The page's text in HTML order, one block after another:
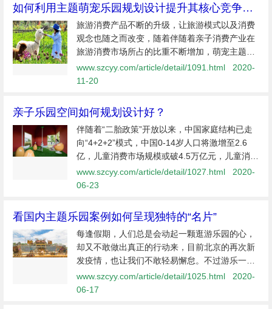
如何利用主题萌宠乐园规划设计提升其核心竞争
力！
旅游消费产品不断的升级，让旅游模式以及消费
观念也随之而改变，随着伴随着亲子消费产业在
旅游消费市场所占的比重不断增加，萌宠主题乐
园因为覆盖全年龄层的主题元素而受到亲子家庭
游客的热烈欢迎。近年来，主题萌宠乐园发展规
www.szcyy.com/article/detail/1091.html
2020-
11-20
亲子乐园空间如何规划设计好？
伴随着“二胎政策”开放以来，中国家庭结构已走
向“4+2+2”模式，中国0-14岁人口将激增至2.6
亿，儿童消费市场规模或破4.5万亿元，儿童消费
潜力将对儿童产业发展起到极大地推动作用，无
www.szcyy.com/article/detail/1027.html
2020-
06-23
看国内主题乐园案例如何呈现独特的“名片”
每逢假期，人们总是会动起一颗逛游乐园的心，
却又不敢做出真正的行动来，目前北京的再次新
发疫情，也让我们不敢轻易懈怠。不过游乐一直
是假期日的重点娱乐方式之一，现如今的主题乐
园有本土派和海外派两个品类划分。后者路途遥
www.szcyy.com/article/detail/1025.html
2020-
06-17